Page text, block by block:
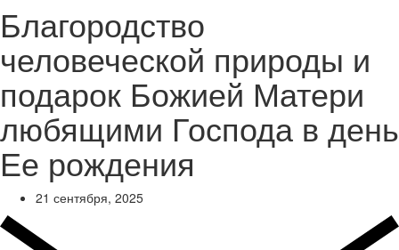
Благородство
человеческой природы и
подарок Божией Матери
любящими Господа в день
Ее рождения
21 сентября, 2025